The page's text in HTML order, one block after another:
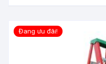
Đang ưu đãi!